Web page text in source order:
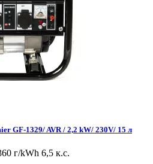
GF-1329/ AVR / 2,2 kW/ 230V/ 15 л
г/kWh 6,5 к.с.